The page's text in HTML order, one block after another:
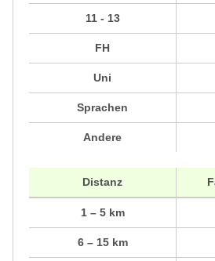
11 - 13
FH
Uni
Sprachen
Andere
Distanz
1 – 5 km
6 – 15 km